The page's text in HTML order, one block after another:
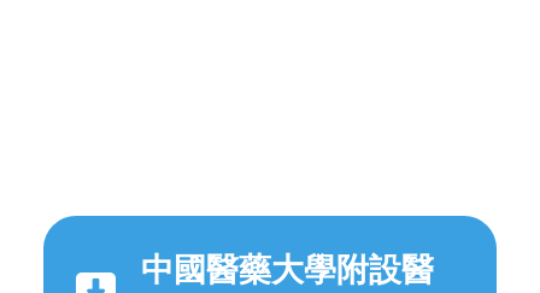
中國醫藥大學附設醫